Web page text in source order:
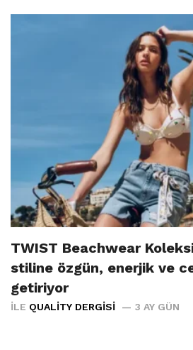
TWIST Beachwear
stiline özgün, enerjik ve
getiriyor
İLE QUALITY DERGISI 3 AY GÜN